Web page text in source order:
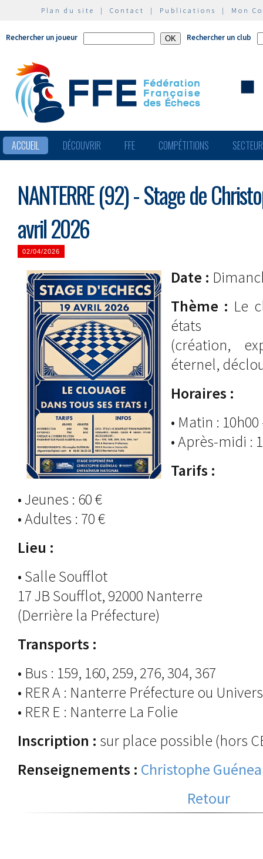
Plan du site | Contact | Publications | Mon
Rechercher un joueur Rechercher un club
ACCUEIL DÉCOUVRIR FFE COMPÉTITIONS
NANTERRE (92) - Stage de
avril 2026
02/04/2026
Date :
Thème : Le
états
(création,
éternel,
Horaires :
• Matin :
• Après-midi :
Tarifs :
• Jeunes : 60 €
• Adultes : 70 €
Lieu :
• Salle Soufflot
17 JB Soufflot, 92000 Nanterre
(Derrière la Préfecture)
Transports :
• Bus : 159, 160, 259, 276, 304, 367
• RER A : Nanterre Préfecture ou
• RER E : Nanterre La Folie
Inscription : sur place possible (hors
Renseignements : Christophe
Retour